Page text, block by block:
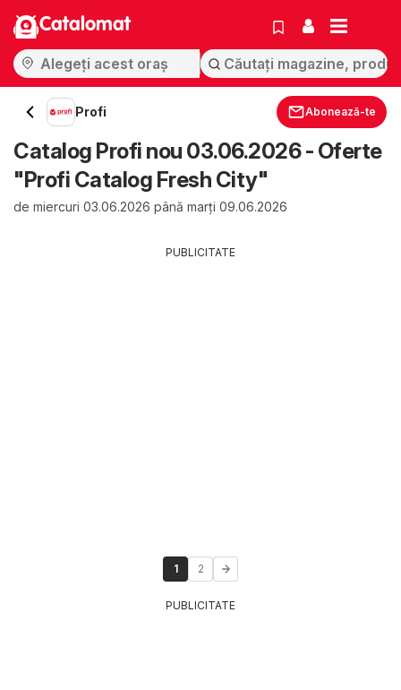
Catalomat
Profi Abonează-te
Catalog Profi nou 03.06.2026 - Oferte
"Profi Catalog Fresh City"
de miercuri 03.06.2026 până marți 09.06.2026
PUBLICITATE
1 2
PUBLICITATE